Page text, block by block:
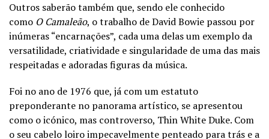
Outros saberão também que, sendo ele conhecido
como O Camaleão, o trabalho de David Bowie passou por
inúmeras “encarnações”, cada uma delas um exemplo da
versatilidade, criatividade e singularidade de uma das mais
respeitadas e adoradas figuras da música.
Foi no ano de 1976 que, já com um estatuto
preponderante no panorama artístico, se apresentou
como o icónico, mas controverso, Thin White Duke. Com
o seu cabelo loiro impecavelmente penteado para trás e a